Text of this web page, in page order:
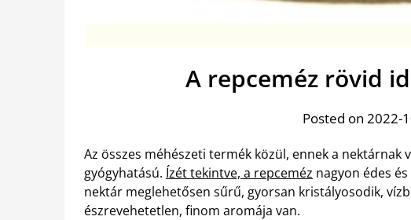
A repceméz rövid
Posted on 2022-
Az összes méhészeti termék közül, ennek a nektárnak
gyógyhatású. Ízét tekintve, a repceméz nagyon édes
nektár meglehetősen sűrű, gyorsan kristályosodik,
észrevehetetlen, finom aromája van.